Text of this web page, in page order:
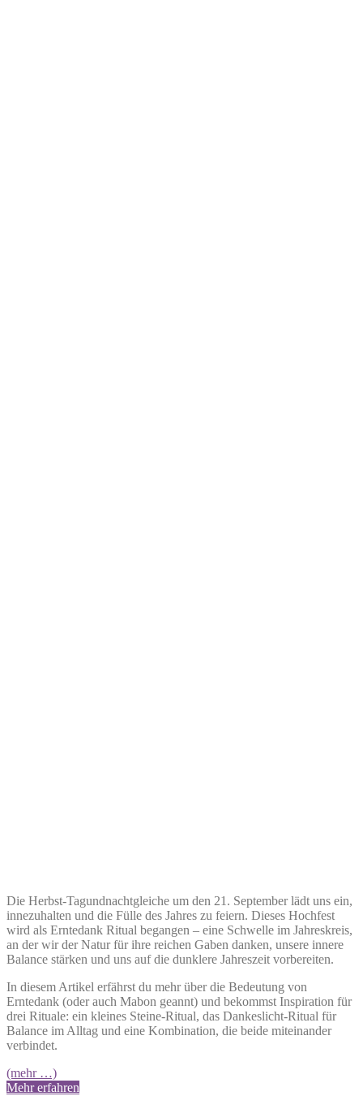
Die Herbst-Tagundnachtgleiche um den 21. September lädt uns ein,
innezuhalten und die Fülle des Jahres zu feiern. Dieses Hochfest
wird als Erntedank Ritual begangen – eine Schwelle im Jahreskreis,
an der wir der Natur für ihre reichen Gaben danken, unsere innere
Balance stärken und uns auf die dunklere Jahreszeit vorbereiten.
In diesem Artikel erfährst du mehr über die Bedeutung von
Erntedank (oder auch Mabon geannt) und bekommst Inspiration für
drei Rituale: ein kleines Steine-Ritual, das Dankeslicht-Ritual für
Balance im Alltag und eine Kombination, die beide miteinander
verbindet.
(mehr …)
Mehr erfahren